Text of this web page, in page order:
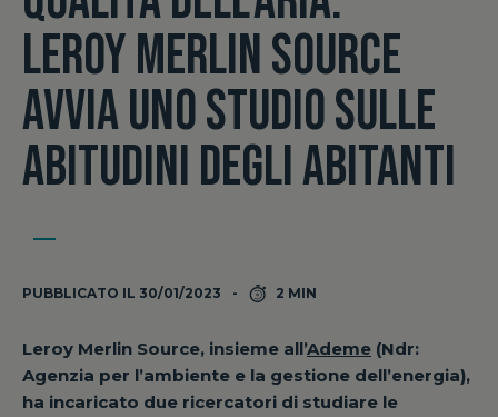
LEROY MERLIN SOURCE
AVVIA UNO STUDIO SULLE
ABITUDINI DEGLI ABITANTI
PUBBLICATO IL 30/01/2023 2 MIN
Leroy Merlin Source, insieme all’Ademe (Ndr:
Agenzia per l’ambiente e la gestione dell’energia),
ha incaricato due ricercatori di studiare le